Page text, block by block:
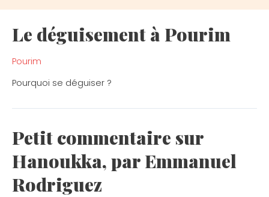
Le déguisement à Pourim
Pourim
Pourquoi se déguiser ?
Petit commentaire sur
Hanoukka, par Emmanuel
Rodriguez
Petit
commentaire
sur
par